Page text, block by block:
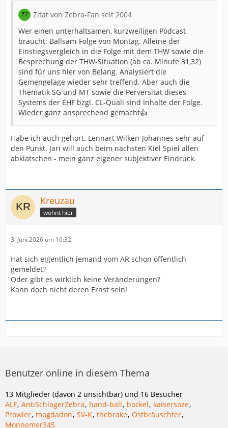
Zitat von Zebra-Fan seit 2004
Wer einen unterhaltsamen, kurzweiligen Podcast
braucht: Ballsam-Folge von Montag. Alleine der
Einstiegsvergleich in die Folge mit dem THW sowie die
Besprechung der THW-Situation (ab ca. Minute 31,32)
sind für uns hier von Belang. Analysiert die
Gemengelage wieder sehr treffend. Aber auch die
Thematik SG und MT sowie die Perversität dieses
Systems der EHF bzgl. CL-Quali sind Inhalte der Folge.
Wieder ganz ansprechend gemacht👍
Habe ich auch gehört. Lennart Wilken-Johannes sehr auf
den Punkt. Jari will auch beim nächsten Kiel Spiel allen
abklatschen - mein ganz eigener subjektiver Eindruck.
Kreuzau
wohnt hier
3. Juni 2026 um 16:32
Hat sich eigentlich jemand vom AR schon öffentlich
gemeldet?
Oder gibt es wirklich keine Veränderungen?
Kann doch nicht deren Ernst sein!
Benutzer online in diesem Thema
13 Mitglieder (davon 2 unsichtbar) und 16 Besucher
ALF AntiSchlagerZebra hand-ball bockel kaisersoze
Prowler mogdadon SV-K thebrake Ostbräuschter
Monnemer345